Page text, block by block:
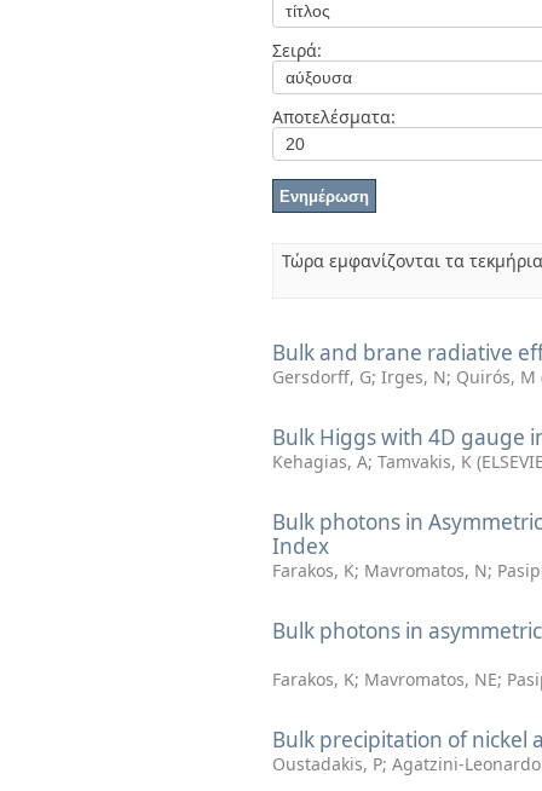
Σειρά:
Αποτελέσματα:
Τώρα εμφανίζονται τα
Bulk and brane radiative
Gersdorff, G; Irges, N; Quirós, M
Bulk Higgs with 4D gauge
Kehagias, A; Tamvakis, K (
Bulk photons in
Index
Farakos, K; Mavromatos, N;
Bulk photons in
Farakos, K; Mavromatos, NE;
Bulk precipitation of nickel
Oustadakis, P; Agatzini-